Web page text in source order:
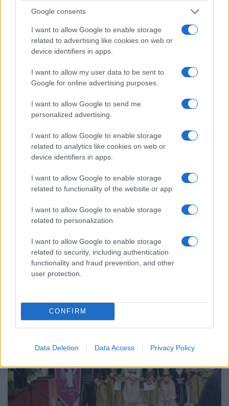
Google consents
I want to allow Google to enable storage
related to advertising like cookies on web or
device identifiers in apps.
I want to allow my user data to be sent to
Google for online advertising purposes.
I want to allow Google to send me
personalized advertising.
I want to allow Google to enable storage
related to analytics like cookies on web or
device identifiers in apps.
I want to allow Google to enable storage
related to functionality of the website or app.
I want to allow Google to enable storage
related to personalization.
I want to allow Google to enable storage
related to security, including authentication
functionality and fraud prevention, and other
user protection.
CONFIRM
Data Deletion Data Access Privacy Policy
ΕΚΔΗΛΩΣΕΙΣ
Γενοκτονία των Ασσυρίων: Εκδήλωση μνήμης στις
7 Αυγούστου στο Αιγάλεω
6/08/2026 - 9:58μμ
Σύλλογος Ποντίων Κορυδαλλού «Εύξεινος
Πόντος»: Με μεγάλα ονόματα το 5ο Ποντιακό
Πανοΰρ